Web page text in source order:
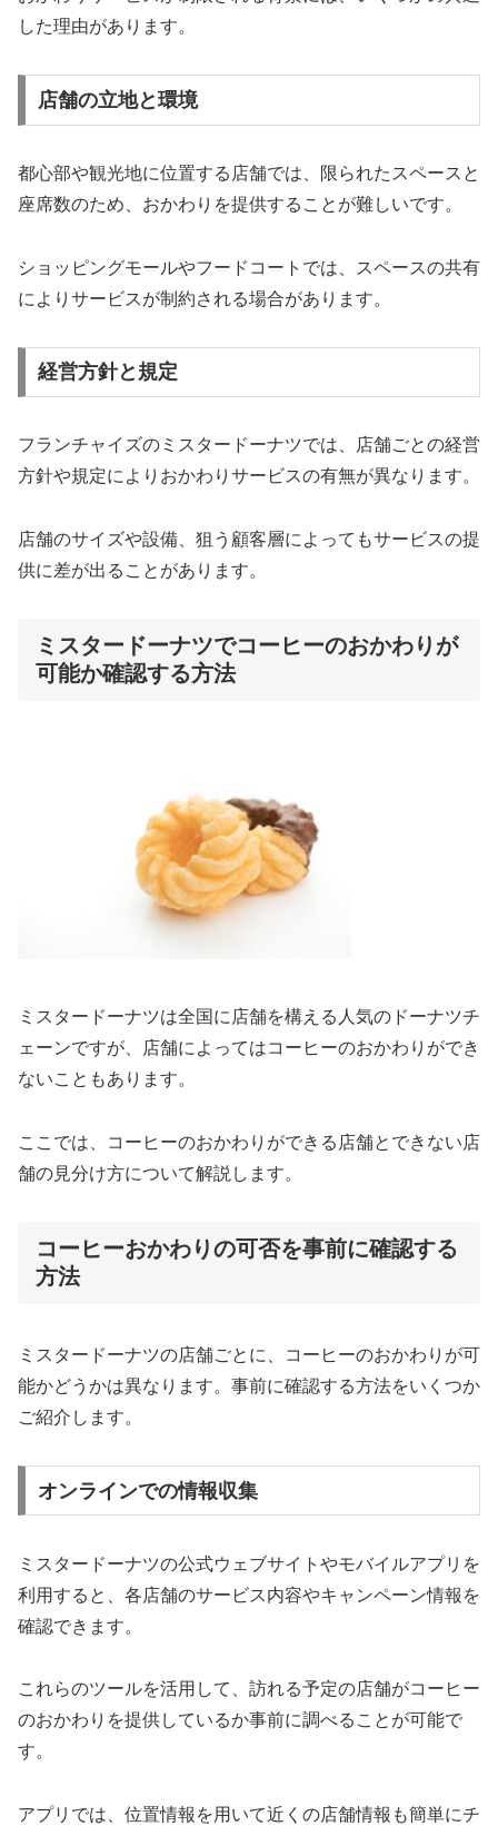
した理由があります。
店舗の立地と環境
都心部や観光地に位置する店舗では、限られたスペースと
座席数のため、おかわりを提供することが難しいです。
ショッピングモールやフードコートでは、スペースの共有
によりサービスが制約される場合があります。
経営方針と規定
フランチャイズのミスタードーナツでは、店舗ごとの経営
方針や規定によりおかわりサービスの有無が異なります。
店舗のサイズや設備、狙う顧客層によってもサービスの提
供に差が出ることがあります。
ミスタードーナツでコーヒーのおかわりが
可能か確認する方法
ミスタードーナツは全国に店舗を構える人気のドーナツチ
ェーンですが、店舗によってはコーヒーのおかわりができ
ないこともあります。
ここでは、コーヒーのおかわりができる店舗とできない店
舗の見分け方について解説します。
コーヒーおかわりの可否を事前に確認する
方法
ミスタードーナツの店舗ごとに、コーヒーのおかわりが可
能かどうかは異なります。事前に確認する方法をいくつか
ご紹介します。
オンラインでの情報収集
ミスタードーナツの公式ウェブサイトやモバイルアプリを
利用すると、各店舗のサービス内容やキャンペーン情報を
確認できます。
これらのツールを活用して、訪れる予定の店舗がコーヒー
のおかわりを提供しているか事前に調べることが可能で
す。
アプリでは、位置情報を用いて近くの店舗情報も簡単にチ